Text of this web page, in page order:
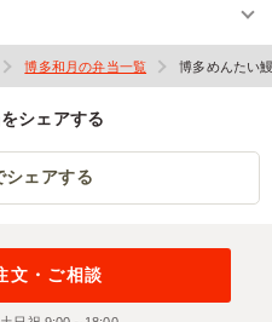
博多和月の弁当一覧 博多めんたい
シェアする
シェアする
文・ご相談